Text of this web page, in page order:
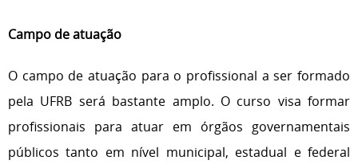
Campo de atuação
O campo de atuação para o profissional a ser formado
pela UFRB será bastante amplo. O curso visa formar
profissionais para atuar em órgãos governamentais
públicos tanto em nível municipal, estadual e federal